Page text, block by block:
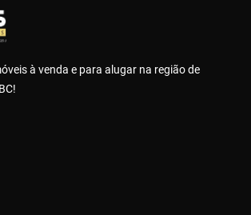
à venda e para alugar na região de